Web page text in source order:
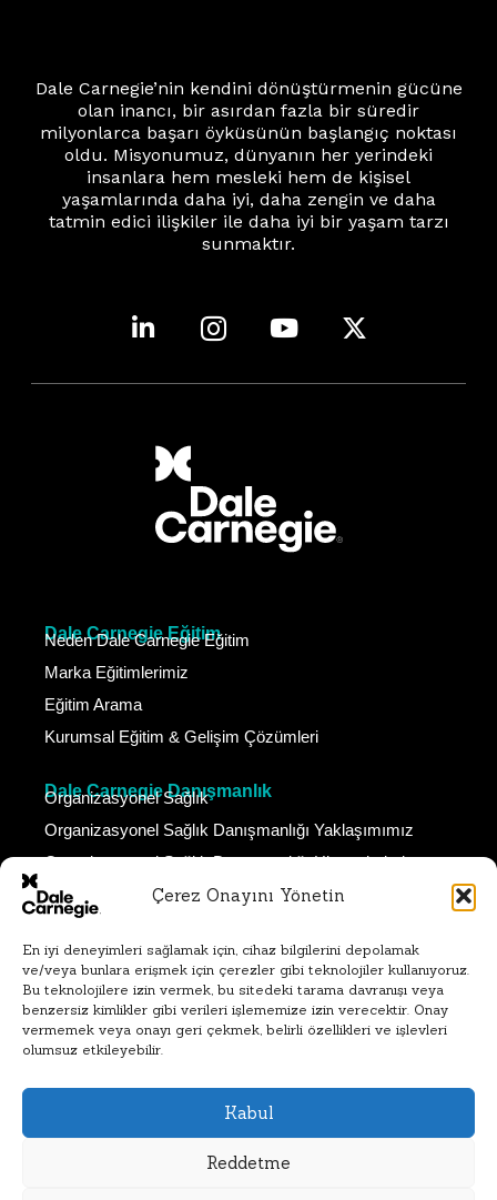
Çerez Onayını Yönetin
En iyi deneyimleri sağlamak için, cihaz bilgilerini depolamak
ve/veya bunlara erişmek için çerezler gibi teknolojiler kullanıyoruz.
Bu teknolojilere izin vermek, bu sitedeki tarama davranışı veya
benzersiz kimlikler gibi verileri işlememize izin verecektir. Onay
vermemek veya onayı geri çekmek, belirli özellikleri ve işlevleri
olumsuz etkileyebilir.
Kabul
Reddetme
Dale Carnegie’nin kendini dönüştürmenin gücüne
olan inancı, bir asırdan fazla bir süredir
milyonlarca başarı öyküsünün başlangıç noktası
oldu. Misyonumuz, dünyanın her yerindeki
insanlara hem mesleki hem de kişisel
yaşamlarında daha iyi, daha zengin ve daha
tatmin edici ilişkiler ile daha iyi bir yaşam tarzı
sunmaktır.
Dale Carnegie Eğitim
Neden Dale Carnegie Eğitim
Marka Eğitimlerimiz
Eğitim Arama
Kurumsal Eğitim & Gelişim Çözümleri
Dale Carnegie Danışmanlık
Organizasyonel Sağlık
Organizasyonel Sağlık Danışmanlığı Yaklaşımımız
Organizasyonel Sağlık Danışmanlığı Hizmetlerimiz
Dale Carnegie Koçluk
Neden Dale Carnegie Koçluk
Koçluk Çözümlerimiz
Bireysel Koçluk Hizmetlerimiz
Takım Koçluğu Hizmetlerimiz
İletişim ve Referanslarımız